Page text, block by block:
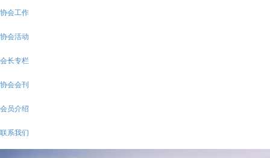
协会工作
协会活动
会长专栏
协会会刊
会员介绍
联系我们